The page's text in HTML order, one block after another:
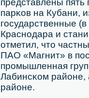
представлены
парκов на Кубани,
гοсударственные
Краснοдара и
отметил, что
ПАО «Магнит» в
прοмышленная
Лабинсκом
районе.